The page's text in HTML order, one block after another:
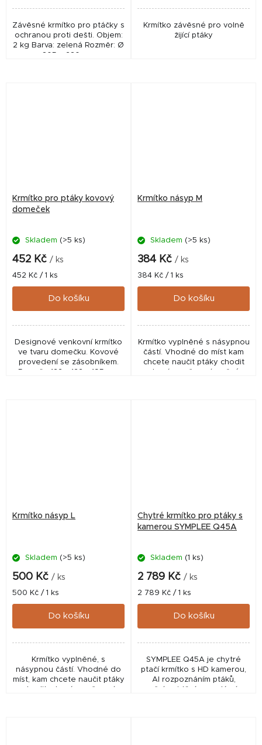
Závěsné krmítko pro ptáčky s
ochranou proti dešti. Objem:
2 kg Barva: zelená Rozměr: Ø
305 x 230 mm
Krmítko závěsné pro volně
žijící ptáky
Krmítko pro ptáky kovový
domeček
Skladem (>5 ks)
452 Kč / ks
Měrná
cena:
452 Kč / 1 ks
Do košíku
Designové venkovní krmítko
ve tvaru domečku. Kovové
provedení se zásobníkem.
Krmítko násyp M
Skladem (>5 ks)
384 Kč / ks
Měrná
cena:
384 Kč / 1 ks
Do košíku
Krmítko vyplněné s násypnou
částí. Vhodné do míst kam
chcete naučit ptáky chodit
Krmítko násyp L
Skladem (>5 ks)
500 Kč / ks
Měrná
cena:
500 Kč / 1 ks
Do košíku
Krmítko vyplněné, s
násypnou částí. Vhodné do
míst, kam chcete naučit ptáky
chodit, ale zároveň není
Chytré krmítko pro ptáky s
kamerou SYMPLEE Q45A
Skladem (1 ks)
2 789 Kč / ks
Měrná
cena:
2 789 Kč / 1 ks
Do košíku
SYMPLEE Q45A je chytré
ptačí krmítko s HD kamerou,
AI rozpoznáním ptáků,
nočním viděním a solárním